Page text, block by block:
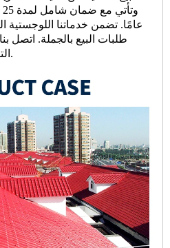
عامًا. تضمن خدماتنا اللوجستية
طلبات البيع بالجملة. اتصل
التسقيف عالية الجودة مباشرةً.